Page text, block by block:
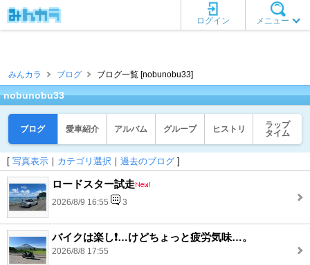
メニュー
ログイン
みんカラ ブログ ブログ一覧 [nobunobu33]
nobunobu33
ブログ 愛車紹介 アルバム グループ ヒストリ
ラップ
タイム
[ 写真表示 ｜ カテゴリ選択 ｜ 過去のブログ ]
ロードスター試走
2026/8/9 16:55 3
バイクは楽し❗️…けどちょっと疲労気味…。
2026/8/8 17:55